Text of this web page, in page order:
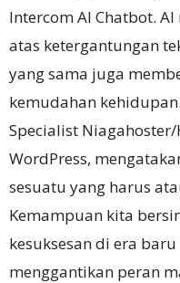
Intercom AI Chatbot. AI
atas ketergantungan
yang sama juga
kemudahan kehidupan.
Specialist
WordPress,
sesuatu yang harus
Kemampuan kita
kesuksesan di era baru
menggantikan peran